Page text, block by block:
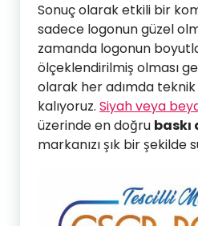
Sonuç olarak etkili bir
sadece logonun güzel
zamanda logonun
ölçeklendirilmiş olması
olarak her adımda teknik
kalıyoruz. Siyah veya
üzerinde en doğru baskı
markanızı şık bir şekilde